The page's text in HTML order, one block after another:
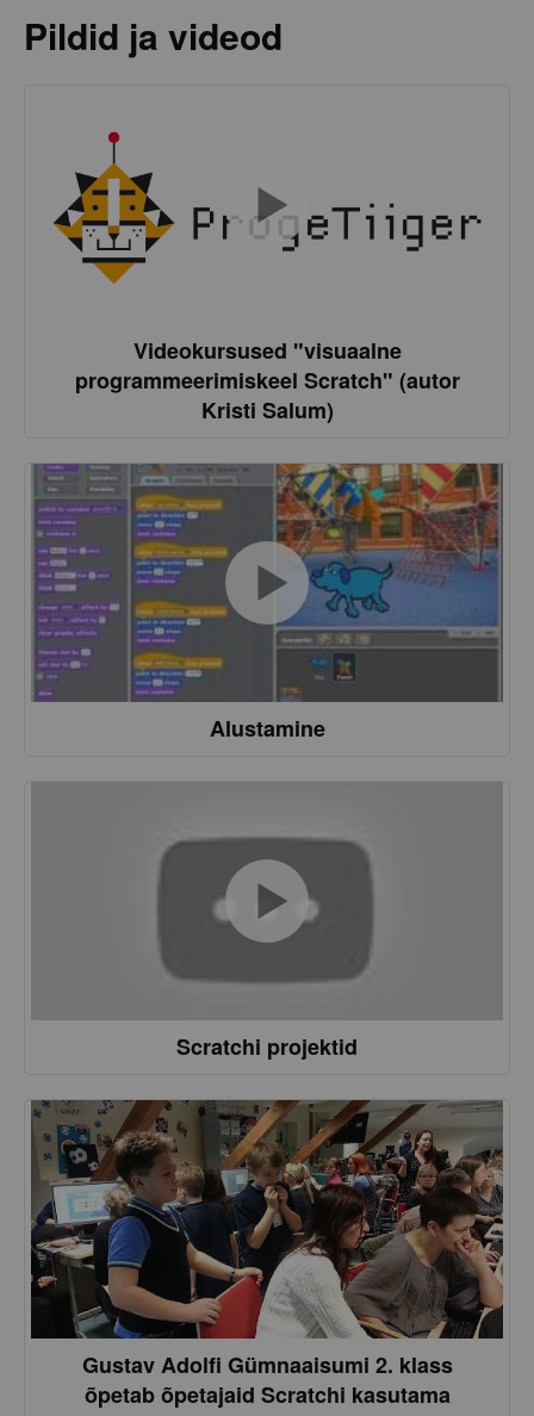
Pildid ja videod
Videokursused "visuaalne
programmeerimiskeel Scratch" (autor
Kristi Salum)
Alustamine
Scratchi projektid
Gustav Adolfi Gümnaaisumi 2. klass
õpetab õpetajaid Scratchi kasutama